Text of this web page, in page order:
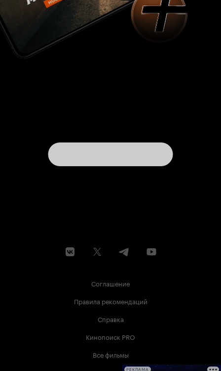
Соглашение
Правила рекомендаций
Справка
Кинопоиск PRO
Все фильмы
РЕКЛАМА